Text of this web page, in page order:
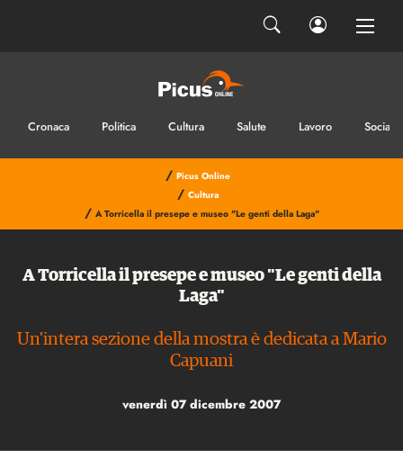
Cronaca Politica Cultura Salute Lavoro Sociale
/ Picus Online
/ Cultura
/ A Torricella il presepe e museo "Le genti della Laga"
A Torricella il presepe e museo "Le genti della
Laga"
Un’intera sezione della mostra è dedicata a Mario
Capuani
venerdì 07 dicembre 2007